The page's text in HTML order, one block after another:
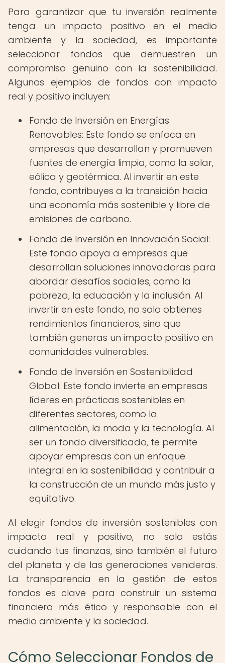
Para garantizar que tu inversión realmente
tenga un impacto positivo en el medio
ambiente y la sociedad, es importante
seleccionar fondos que demuestren un
compromiso genuino con la sostenibilidad.
Algunos ejemplos de fondos con impacto
real y positivo incluyen:
Fondo de Inversión en Energías
Renovables: Este fondo se enfoca en
empresas que desarrollan y promueven
fuentes de energía limpia, como la solar,
eólica y geotérmica. Al invertir en este
fondo, contribuyes a la transición hacia
una economía más sostenible y libre de
emisiones de carbono.
Fondo de Inversión en Innovación Social:
Este fondo apoya a empresas que
desarrollan soluciones innovadoras para
abordar desafíos sociales, como la
pobreza, la educación y la inclusión. Al
invertir en este fondo, no solo obtienes
rendimientos financieros, sino que
también generas un impacto positivo en
comunidades vulnerables.
Fondo de Inversión en Sostenibilidad
Global: Este fondo invierte en empresas
líderes en prácticas sostenibles en
diferentes sectores, como la
alimentación, la moda y la tecnología. Al
ser un fondo diversificado, te permite
apoyar empresas con un enfoque
integral en la sostenibilidad y contribuir a
la construcción de un mundo más justo y
equitativo.
Al elegir fondos de inversión sostenibles con
impacto real y positivo, no solo estás
cuidando tus finanzas, sino también el futuro
del planeta y de las generaciones venideras.
La transparencia en la gestión de estos
fondos es clave para construir un sistema
financiero más ético y responsable con el
medio ambiente y la sociedad.
Cómo Seleccionar Fondos de